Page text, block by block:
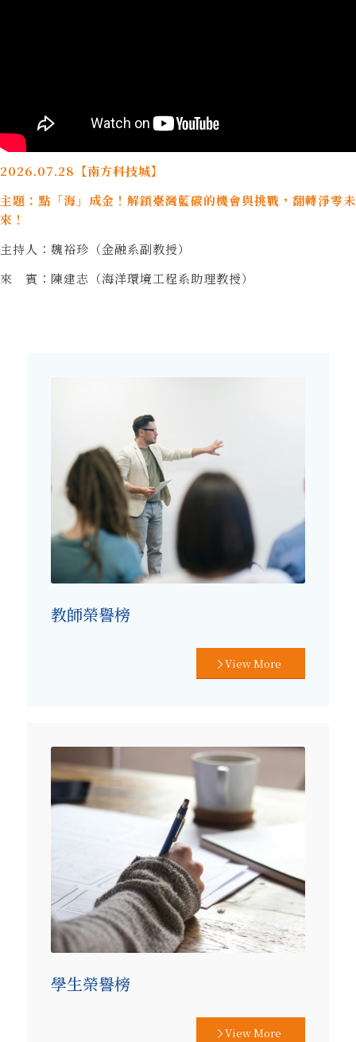
2026.07.28 【南方科技城】
主題：點「海」成金！解鎖臺灣藍碳的機會與挑戰，翻轉淨零未
來！
主持人：魏裕珍（金融系副教授）
來 賓：陳建志（海洋環境工程系助理教授）
教師榮譽榜
View More
學生榮譽榜
View More